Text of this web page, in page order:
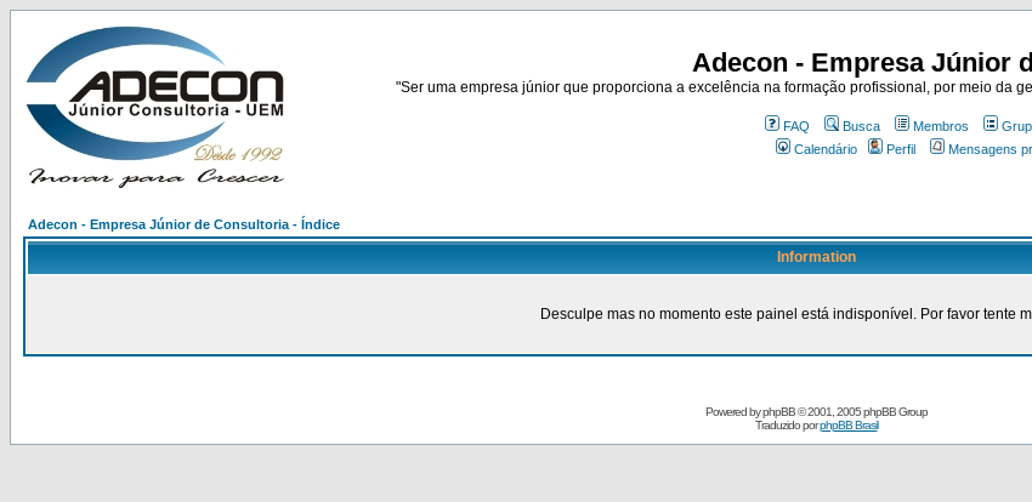
Adecon - Empresa Júnior
"Ser uma empresa júnior que proporciona a excelência na formação profissional, por meio da
FAQ Busca Membros
Calendário
Perfil Mensagens
Adecon - Empresa Júnior de Consultoria - Índice
Information
Desculpe mas no momento este painel está indisponível. Por favor tente
Powered byphpBB© 2001, 2005 phpBB Group
Traduzido porphpBB Brasil